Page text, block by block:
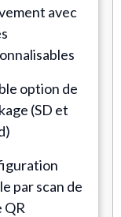
avec
option de
(SD et
par scan de
QR